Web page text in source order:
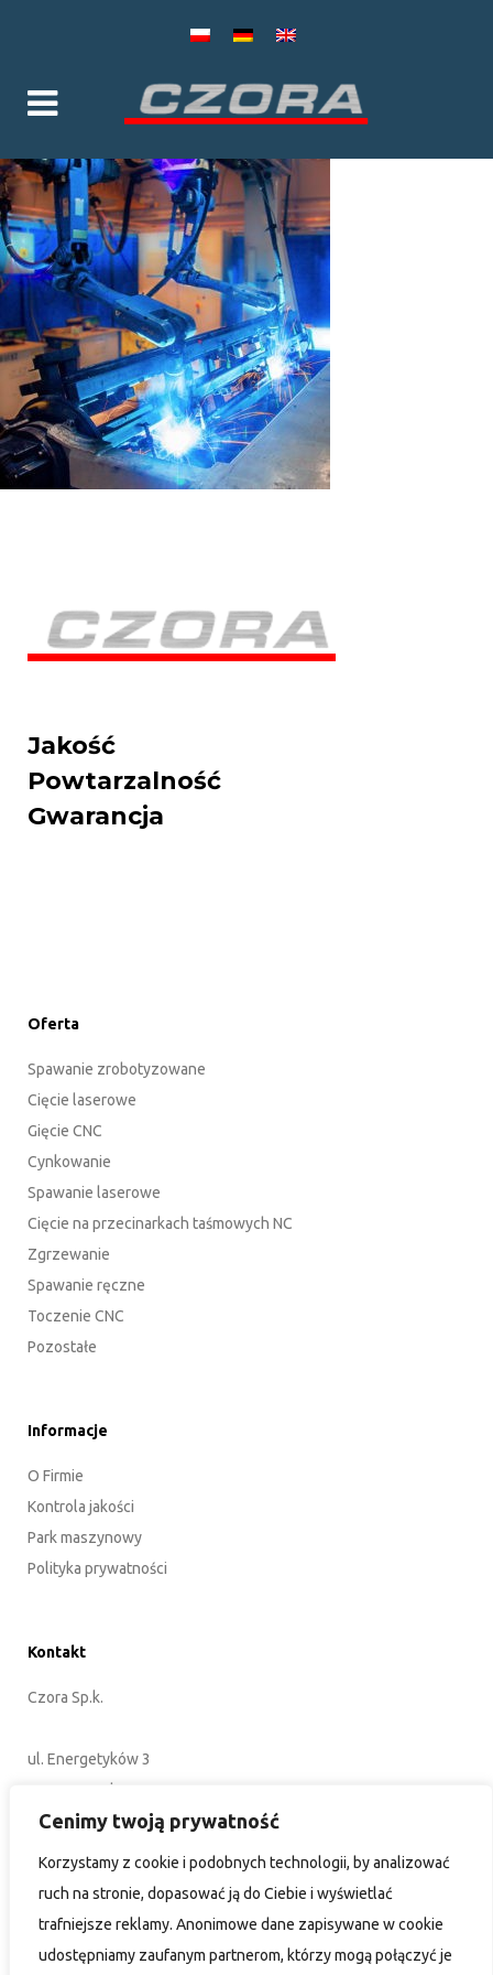
Cenimy twoją prywatność
Korzystamy z cookie i podobnych technologii, by analizować
ruch na stronie, dopasować ją do Ciebie i wyświetlać
trafniejsze reklamy. Anonimowe dane zapisywane w cookie
udostępniamy zaufanym partnerom, którzy mogą połączyć je
Jakość
Powtarzalność
Gwarancja
Oferta
Spawanie zrobotyzowane
Cięcie laserowe
Gięcie CNC
Cynkowanie
Spawanie laserowe
Cięcie na przecinarkach taśmowych NC
Zgrzewanie
Spawanie ręczne
Toczenie CNC
Pozostałe
Informacje
O Firmie
Kontrola jakości
Park maszynowy
Polityka prywatności
Kontakt
Czora Sp.k.
ul. Energetyków 3
45-920 Opole
POLSKA
+48 77 402 35 76
biuro@czora.eu